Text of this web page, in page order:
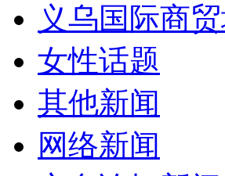
义乌国际商
女性话题
其他新闻
网络新闻